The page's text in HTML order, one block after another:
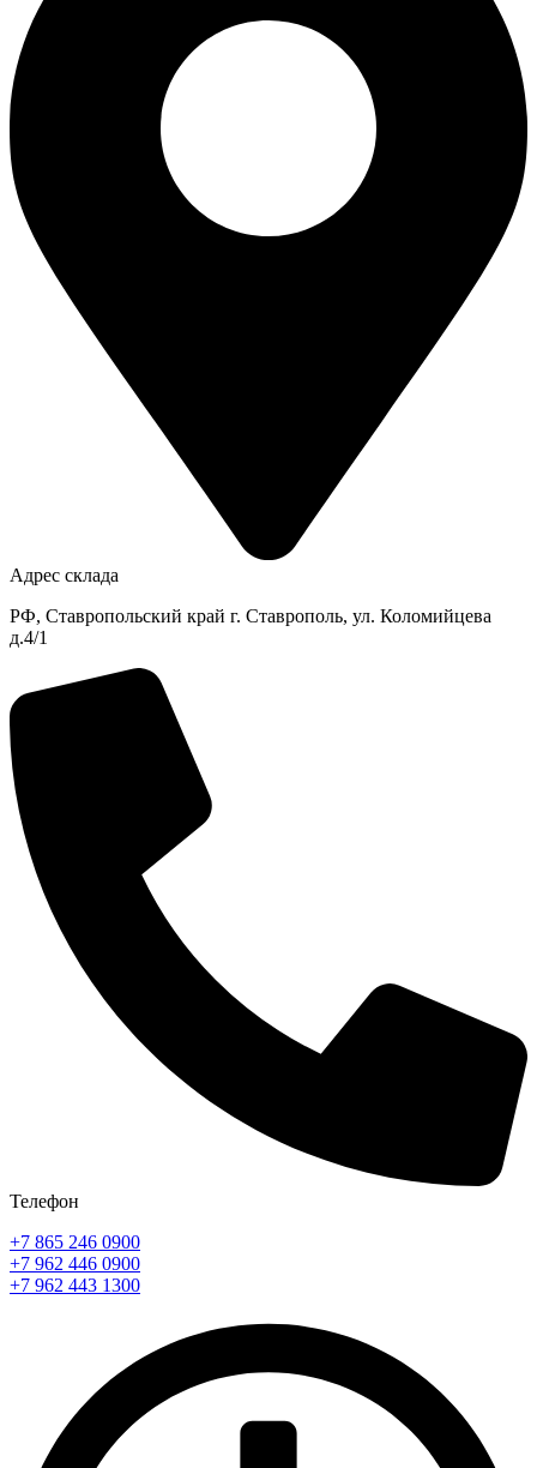
Адрес склада
РФ, Ставропольский край г. Ставрополь, ул. Коломийцева
д.4/1
Телефон
+7 865 246 0900
+7 962 446 0900
+7 962 443 1300